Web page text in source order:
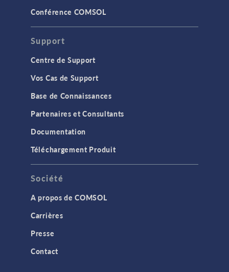
Conférence COMSOL
Support
Centre de Support
Vos Cas de Support
Base de Connaissances
Partenaires et Consultants
Documentation
Téléchargement Produit
Société
A propos de COMSOL
Carrières
Presse
Contact